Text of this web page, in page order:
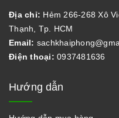
Địa chỉ: Hẻm 266-268 Xô
Thạnh, Tp. HCM
Email:
Điện thoại: 0937481636
Hướng dẫn